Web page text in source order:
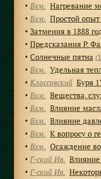
● Бхм. Нагревание
● Бхм. Простой
● Затмения в 1888
● Предсказания Р.
● Солнечные пятна (
● Бхм. Удельная
● Клоссовский Буря
● Бхм. Вещества,
● Бхм. Влияние
● Бхм. Влияние
● Бхм. К вопросу о
● Бхм. Осаждение
● Г-ский Ив.
● Г-ский Ив.